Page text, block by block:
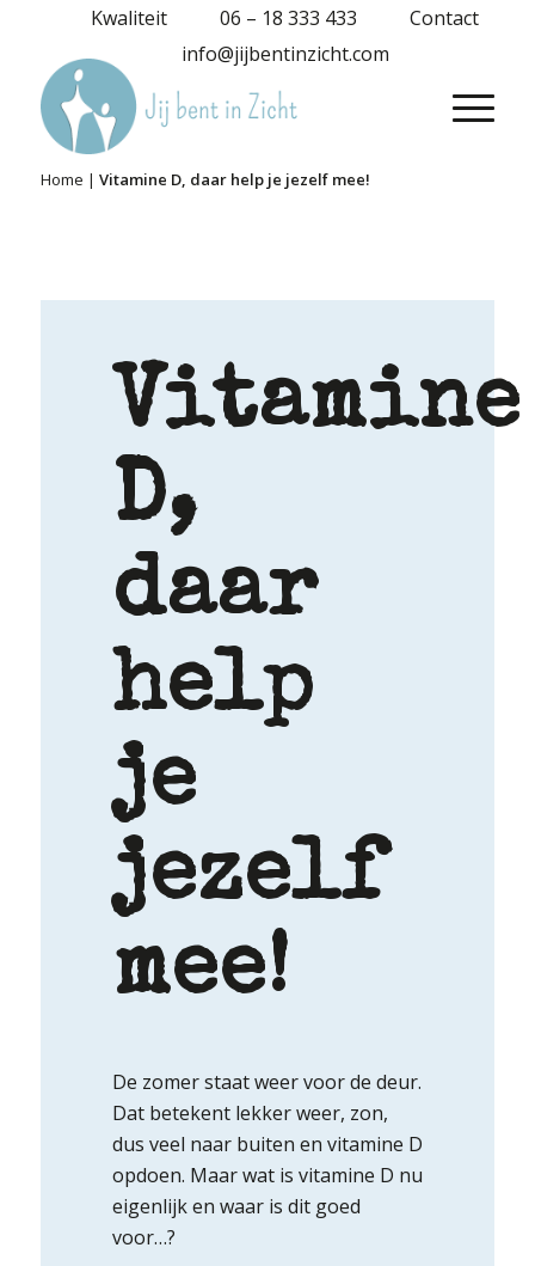
Kwaliteit 06 – 18 333 433
Contact
info@jijbentinzicht.com
Home | Vitamine D, daar help je jezelf mee!
Vitamine
D,
daar
help
je
jezelf
mee!
De zomer staat weer voor de deur.
Dat betekent lekker weer, zon,
dus veel naar buiten en vitamine D
opdoen. Maar wat is vitamine D nu
eigenlijk en waar is dit goed
voor…?